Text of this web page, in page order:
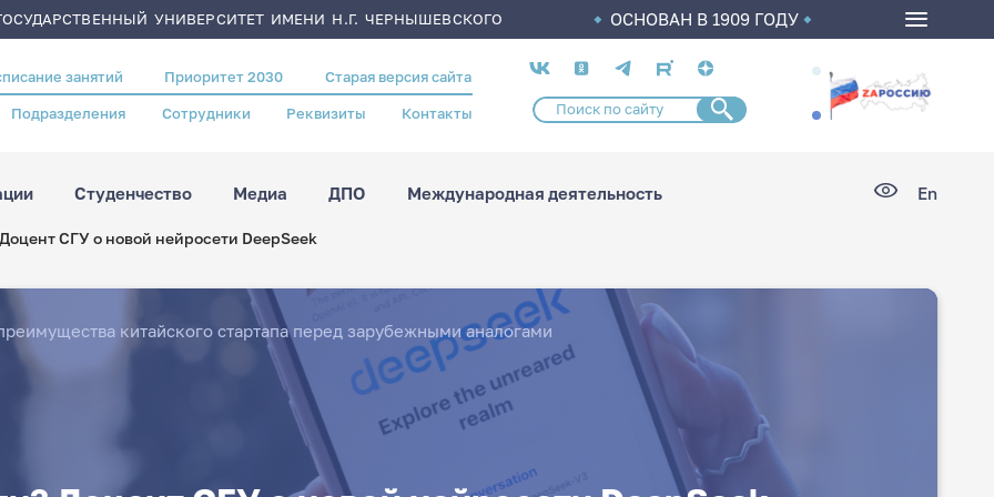
УНИВЕРСИТЕТ ИМЕНИ Н.Г. ЧЕРНЫШЕВСКОГО ОСНОВАН В 1909 ГОДУ
занятий Приоритет 2030 Старая версия сайта
Подразделения Сотрудники Реквизиты Контакты
Социальные
сети
Студенчество Медиа ДПО Международная деятельность En
СГУ о новой нейросети DeepSeek
китайского стартапа перед зарубежными аналогами